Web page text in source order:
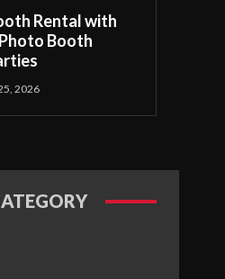
Rental with
Booth
2026